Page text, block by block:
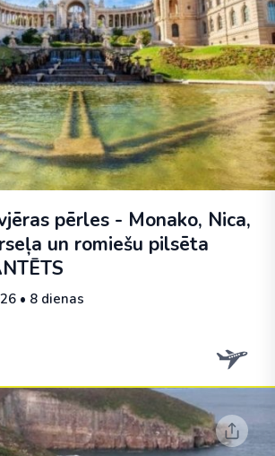
pērles - Monako, Nica,
un romiešu pilsēta
• 8 dienas